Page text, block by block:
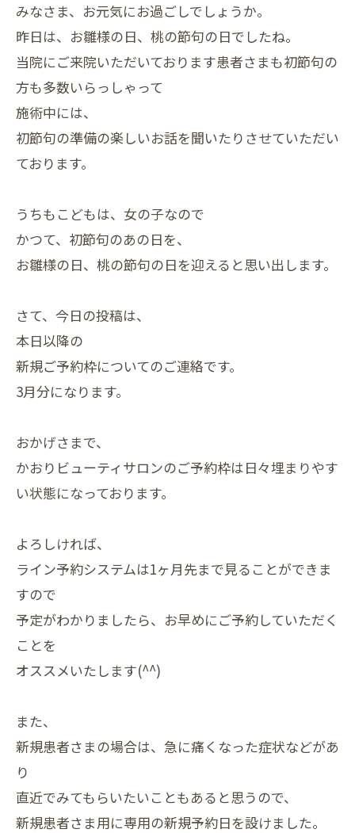
みなさま、お元気にお過ごしでしょうか。
昨日は、お雛様の日、桃の節句の日でしたね。
当院にご来院いただいております患者さまも初節句の
方も多数いらっしゃって
施術中には、
初節句の準備の楽しいお話を聞いたりさせていただい
ております。
うちもこどもは、女の子なので
かつて、初節句のあの日を、
お雛様の日、桃の節句の日を迎えると思い出します。
さて、今日の投稿は、
本日以降の
新規ご予約枠についてのご連絡です。
3月分になります。
おかげさまで、
かおりビューティサロンのご予約枠は日々埋まりやす
い状態になっております。
よろしければ、
ライン予約システムは1ヶ月先まで見ることができま
すので
予定がわかりましたら、お早めにご予約していただく
ことを
オススメいたします(^^)
また、
新規患者さまの場合は、急に痛くなった症状などがあ
り
直近でみてもらいたいこともあると思うので、
新規患者さま用に専用の新規予約日を設けました。